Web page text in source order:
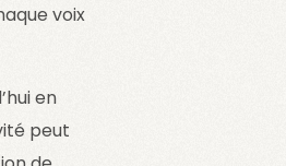
voix
en
peut